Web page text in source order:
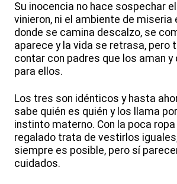
Su inocencia no hace sospechar
vinieron, ni el ambiente de miseria
donde se camina descalzo, se
aparece y la vida se retrasa, pero
contar con padres que los aman y
para ellos.
Los tres son idénticos y hasta
sabe quién es quién y los llama
instinto materno. Con la poca ropa
regalado trata de vestirlos
siempre es posible, pero sí
cuidados.